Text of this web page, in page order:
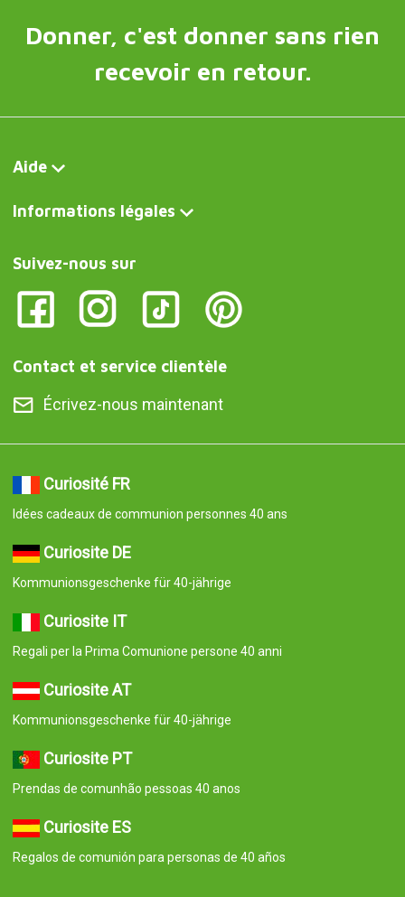
Donner, c'est donner sans rien
recevoir en retour.
Aide
Informations légales
Suivez-nous sur
Contact et service clientèle
Écrivez-nous maintenant
Curiosité FR
Idées cadeaux de communion personnes 40 ans
Curiosite DE
Kommunionsgeschenke für 40-jährige
Curiosite IT
Regali per la Prima Comunione persone 40 anni
Curiosite AT
Kommunionsgeschenke für 40-jährige
Curiosite PT
Prendas de comunhão pessoas 40 anos
Curiosite ES
Regalos de comunión para personas de 40 años